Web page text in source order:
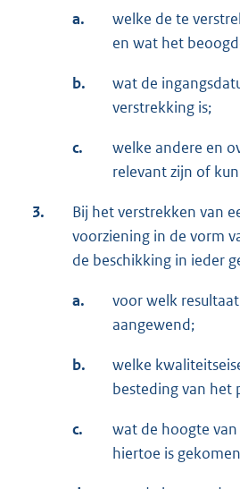
a.
welke de te
en wat het
b.
wat de
verstrekking is;
c.
welke andere en
relevant zijn of
3.
Bij het verstrekken van
voorziening in de vorm
de beschikking in ieder
a.
voor welk
aangewend;
b.
welke
besteding van het
c.
wat de hoogte
hiertoe is